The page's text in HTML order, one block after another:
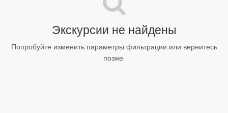
Экскурсии не найдены
Попробуйте изменить параметры фильтрации или вернитесь
позже.